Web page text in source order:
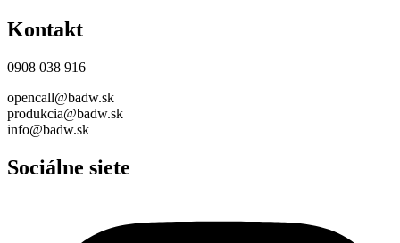
Kontakt
0908 038 916
opencall@badw.sk
produkcia@badw.sk
info@badw.sk
Sociálne siete